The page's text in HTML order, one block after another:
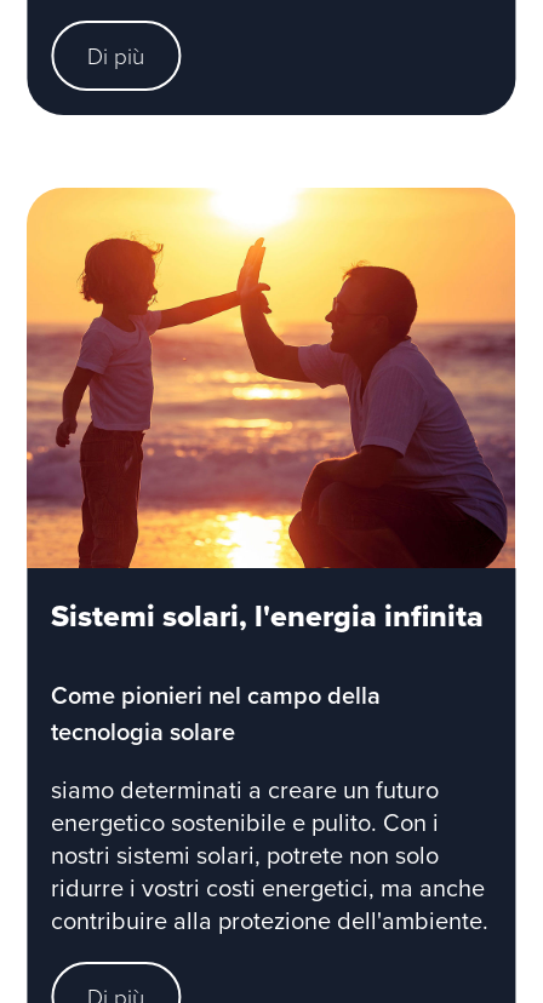
Di più
Sistemi solari, l'energia infinita
Come pionieri nel campo della
tecnologia solare
siamo determinati a creare un futuro
energetico sostenibile e pulito. Con i
nostri sistemi solari, potrete non solo
ridurre i vostri costi energetici, ma anche
contribuire alla protezione dell'ambiente.